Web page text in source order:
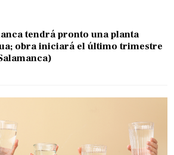
tendrá pronto una planta
obra iniciará el último trimestre